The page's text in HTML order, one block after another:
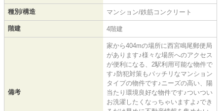
種別/構造 マンション/鉄筋コンクリート
階建 4階建
備考
家から404mの場所に西宮鳴尾郵便局
があります♪様々な場所へのアクセス
が便利になる、2駅利用可能な物件で
す♪防犯対策もバッチリなマンション
タイプの物件です♪ニーズの高い、陽
当たり環境良好な物件です♪ついつい
お洗濯したくなっちゃいますよ♪でき